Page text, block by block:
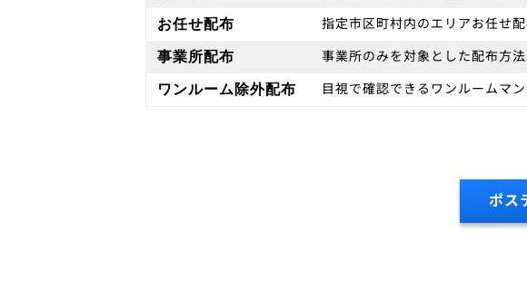
お任せ配布 指定市区町村内のエリアお任せ
事業所配布 事業所のみを対象とした配布方法
ワンルーム除外配布 目視で確認できるワンルームマ
ポス